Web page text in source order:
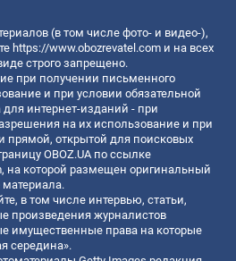
(в том числе фото- и видео-),
https://www.obozrevatel.com и на всех
строго запрещено.
при получении письменного
и при условии обязательной
для интернет-изданий - при
на их использование и при
прямой, открытой для поисковых
OBOZ.UA по ссылке
, на которой размещен оригинальный
в том числе интервью, статьи,
произведения журналистов
имущественные права на которые
середина».